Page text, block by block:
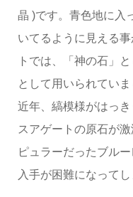
晶 )です。青色地に入
いてるように見える
トでは、「神の石」
として用いられていま
近年、縞模様がはっ
スアゲートの原石が
ピュラーだったブル
入手が困難になってし